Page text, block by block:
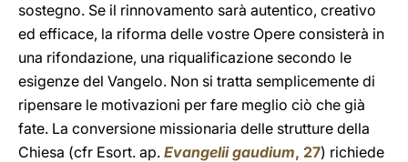
sostegno. Se il rinnovamento sarà autentico, creativo
ed efficace, la riforma delle vostre Opere consisterà in
una rifondazione, una riqualificazione secondo le
esigenze del Vangelo. Non si tratta semplicemente di
ripensare le motivazioni per fare meglio ciò che già
fate. La conversione missionaria delle strutture della
Chiesa (cfr Esort. ap. Evangelii gaudium, 27) richiede